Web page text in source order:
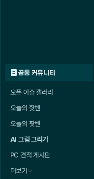
공통 커뮤니티
오픈 이슈 갤러리
오늘의 핫벤
오늘의 팟벤
AI 그림 그리기
PC 견적 게시판
더보기